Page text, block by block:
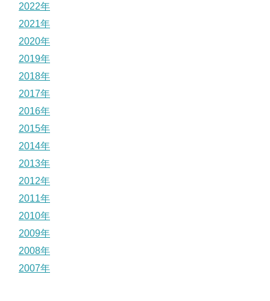
2022年
2021年
2020年
2019年
2018年
2017年
2016年
2015年
2014年
2013年
2012年
2011年
2010年
2009年
2008年
2007年